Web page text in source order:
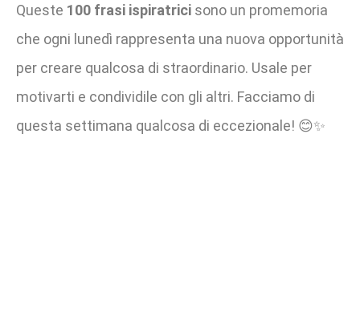
Queste 100 frasi ispiratrici sono un promemoria
che ogni lunedì rappresenta una nuova opportunità
per creare qualcosa di straordinario. Usale per
motivarti e condividile con gli altri. Facciamo di
questa settimana qualcosa di eccezionale! 😊✨